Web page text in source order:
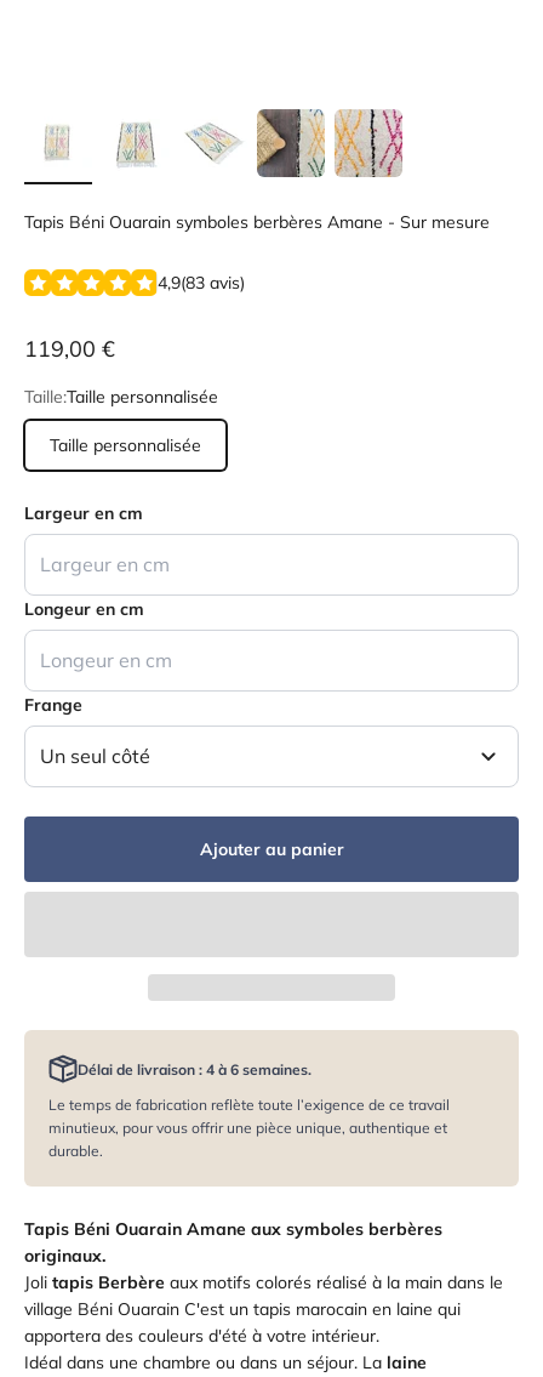
Tapis Béni Ouarain symboles berbères Amane - Sur mesure
4,9(83 avis)
119,00 €
Taille:Taille personnalisée
Taille personnalisée
Largeur en cm
Longeur en cm
Frange
Un seul côté
Ajouter au panier
Délai de livraison : 4 à 6 semaines.
Le temps de fabrication reflète toute l’exigence de ce travail
minutieux, pour vous offrir une pièce unique, authentique et
durable.
Tapis Béni Ouarain Amane aux symboles berbères
originaux.
Joli tapis Berbère aux motifs colorés réalisé à la main dans le
village Béni Ouarain C'est un tapis marocain en laine qui
apportera des couleurs d'été à votre intérieur.
Idéal dans une chambre ou dans un séjour. La laine